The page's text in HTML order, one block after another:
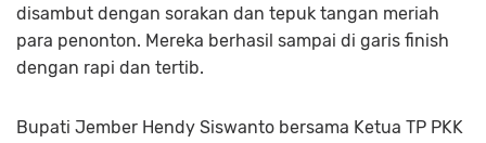
disambut dengan sorakan dan tepuk tangan meriah
para penonton. Mereka berhasil sampai di garis finish
dengan rapi dan tertib.
Bupati Jember Hendy Siswanto bersama Ketua TP PKK